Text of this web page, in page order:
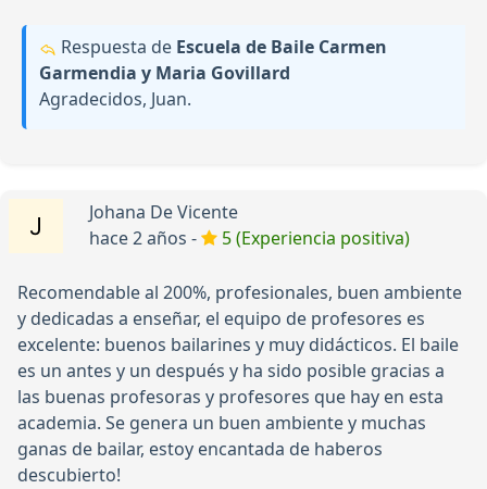
Respuesta de Escuela de Baile Carmen
Garmendia y Maria Govillard
Agradecidos, Juan.
Johana De Vicente
hace 2 años -
5 (Experiencia positiva)
Recomendable al 200%, profesionales, buen ambiente
y dedicadas a enseñar, el equipo de profesores es
excelente: buenos bailarines y muy didácticos. El baile
es un antes y un después y ha sido posible gracias a
las buenas profesoras y profesores que hay en esta
academia. Se genera un buen ambiente y muchas
ganas de bailar, estoy encantada de haberos
descubierto!